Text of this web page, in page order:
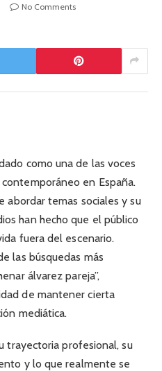
No Comments
como una de las voces
en España.
abordar temas sociales y su
han hecho que el público
fuera del escenario.
las búsquedas más
álvarez pareja”,
de mantener cierta
mediática.
trayectoria profesional, su
y lo que realmente se